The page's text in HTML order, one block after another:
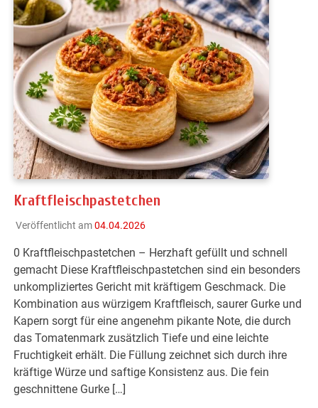
Kraftfleischpastetchen
Veröffentlicht am04.04.2026
0 Kraftfleischpastetchen – Herzhaft gefüllt und schnell
gemacht Diese Kraftfleischpastetchen sind ein besonders
unkompliziertes Gericht mit kräftigem Geschmack. Die
Kombination aus würzigem Kraftfleisch, saurer Gurke und
Kapern sorgt für eine angenehm pikante Note, die durch
das Tomatenmark zusätzlich Tiefe und eine leichte
Fruchtigkeit erhält. Die Füllung zeichnet sich durch ihre
kräftige Würze und saftige Konsistenz aus. Die fein
geschnittene Gurke […]